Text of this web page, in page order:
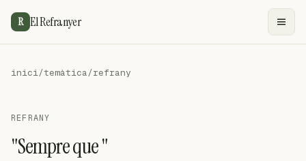
R El Refranyer
inici/temàtica/refrany
REFRANY
"Sempre que "